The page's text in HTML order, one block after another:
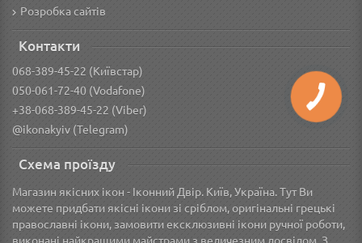
Розробка сайтів
Контакти
068-389-45-22 (Київстар)
050-061-72-40 (Vodafone)
+38-068-389-45-22 (Viber)
@ikonakyiv (Telegram)
Схема проїзду
Магазин якісних ікон - Іконний Двір. Київ, Україна. Тут Ви
можете придбати якісні ікони зі сріблом, оригінальні грецькі
православні ікони, замовити ексклюзивні ікони ручної роботи,